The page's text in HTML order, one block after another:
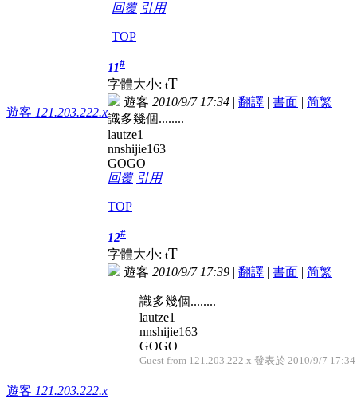
回覆 引用
TOP
遊客 121.203.222.x
11#
字體大小: tT
遊客 2010/9/7 17:34 | 翻譯 | 書面 | 简繁
識多幾個........
lautze1
nnshijie163
GOGO
回覆 引用
TOP
遊客 121.203.222.x
12#
字體大小: tT
遊客 2010/9/7 17:39 | 翻譯 | 書面 | 简繁
識多幾個........
lautze1
nnshijie163
GOGO
Guest from 121.203.222.x 發表於 2010/9/7 17:34